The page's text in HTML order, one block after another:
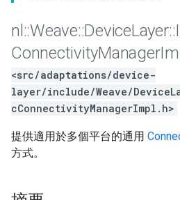
nl ::Weave::DeviceLayer::
ConnectivityManager
<src/adaptations/device-
layer/include/Weave/
cConnectivityManagerImpl.h>
提供適用於多個平台的通用
方式。